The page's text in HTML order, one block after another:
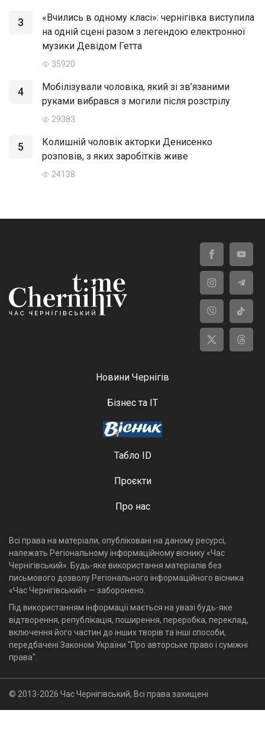
3
«Вчились в одному класі»: чернігівка виступила
на одній сцені разом з легендою електронної
музики Девідом Гетта
35920
4
Мобілізували чоловіка, який зі зв’язаними
руками вибрався з могили після розстрілу
29383
5
Колишній чоловік акторки Денисенко
розповів, з яких заробітків живе
24138
Новини Чернігів
Бізнес та ІТ
Табло ID
Проєкти
Про нас
Всі права на матеріали, опубліковані на даному ресурсі,
належать Регіональному інформаційному віснику «Час
Чернігівський». Будь-яке використання матеріалів без
письмового дозволу Регіонального інформаційного вісника
«Час Чернігівський» — заборонено.
Під використанням інформації мається на увазі будь-яке
відтворення, републікація, поширення, переробка, переклад,
включення його частин до інших творів та інші способи,
передбачені Законом України "Про авторське право і суміжні
права".
© 2013-2026 Час Чернігівський, Всі права захищені